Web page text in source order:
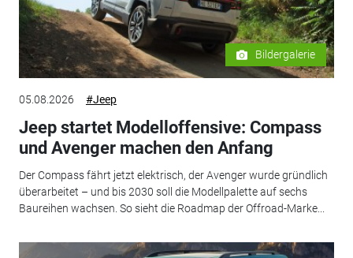
Bildergalerie
05.08.2026 #Jeep
Jeep startet Modelloffensive: Compass
und Avenger machen den Anfang
Der Compass fährt jetzt elektrisch, der Avenger wurde gründlich
überarbeitet – und bis 2030 soll die Modellpalette auf sechs
Baureihen wachsen. So sieht die Roadmap der Offroad-Marke...